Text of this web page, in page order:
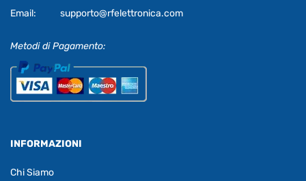
Email:
supporto@rfelettronica.com
Metodi di Pagamento:
INFORMAZIONI
Chi Siamo